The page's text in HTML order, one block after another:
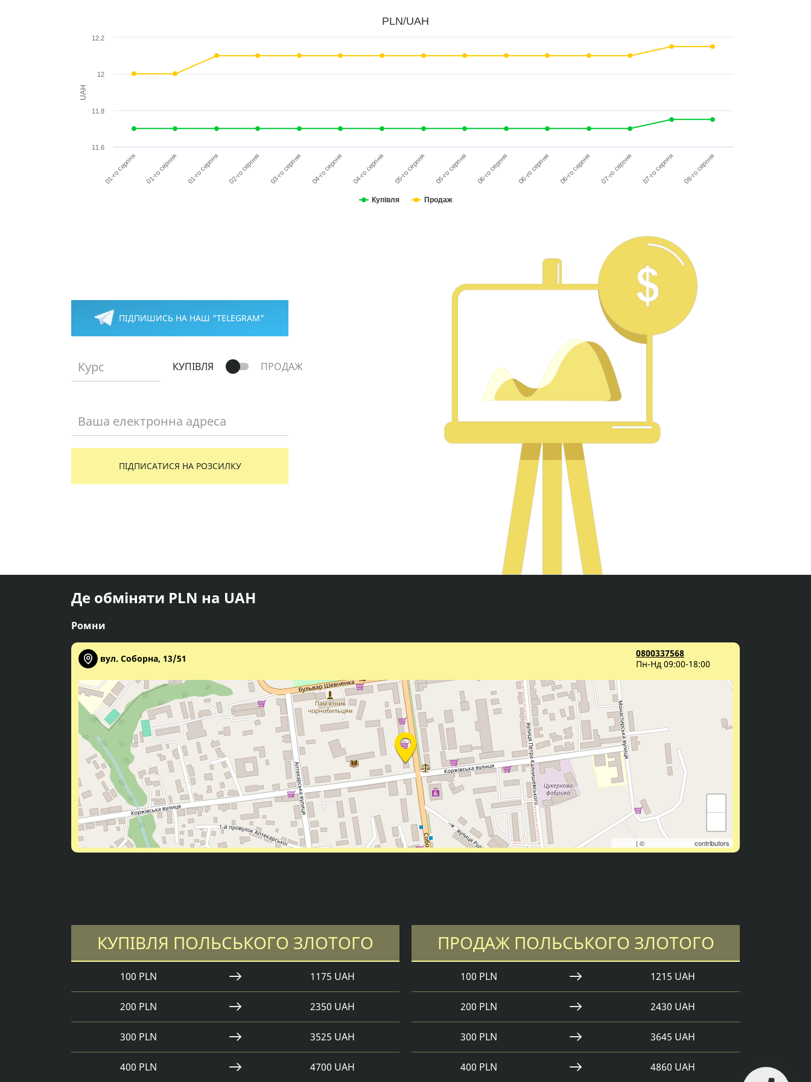
UAH
PLN/UAH
Купівля Продаж
01-го серпня 01-го серпня 01-го серпня 02-го серпня 03-го серпня 04-го серпня 04-го серпня 05-го серпня 05-го серпня 06-го серпня 06-го серпня 06-го серпня 07-го серпня 07-го серпня 08-го серпня
11.6
11.8
12
12.2
ПІДПИШИСЬ НА НАШ "TELEGRAM"
Курс КУПІВЛЯ ПРОДАЖ
Ваша електронна адреса
ПІДПИСАТИСЯ НА РОЗСИЛКУ
Де обміняти PLN на UAH
Ромни
вул. Соборна, 13/51
0800337568
Пн-Нд 09:00-18:00
| © contributors
КУПІВЛЯ ПОЛЬСЬКОГО ЗЛОТОГО
100 PLN 1175 UAH
200 PLN 2350 UAH
300 PLN 3525 UAH
400 PLN 4700 UAH
ПРОДАЖ ПОЛЬСЬКОГО ЗЛОТОГО
100 PLN 1215 UAH
200 PLN 2430 UAH
300 PLN 3645 UAH
400 PLN 4860 UAH